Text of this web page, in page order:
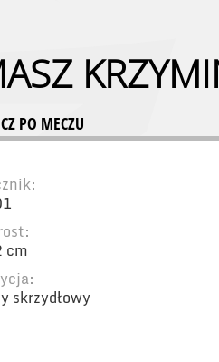
PO MECZU
cm
skrzydłowy